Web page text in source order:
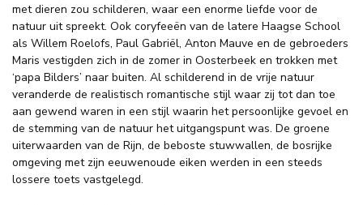
met dieren zou schilderen, waar een enorme liefde voor de
natuur uit spreekt. Ook coryfeeën van de latere Haagse School
als Willem Roelofs, Paul Gabriël, Anton Mauve en de gebroeders
Maris vestigden zich in de zomer in Oosterbeek en trokken met
‘papa Bilders’ naar buiten. Al schilderend in de vrije natuur
veranderde de realistisch romantische stijl waar zij tot dan toe
aan gewend waren in een stijl waarin het persoonlijke gevoel en
de stemming van de natuur het uitgangspunt was. De groene
uiterwaarden van de Rijn, de beboste stuwwallen, de bosrijke
omgeving met zijn eeuwenoude eiken werden in een steeds
lossere toets vastgelegd.